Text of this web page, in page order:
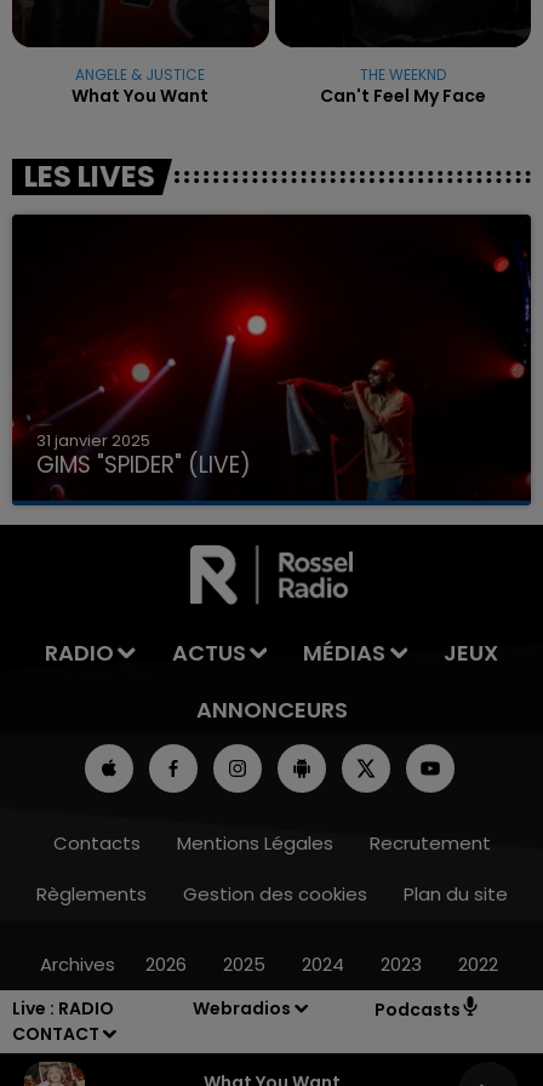
Live : RADIO
CONTACT
Webradios Podcasts
ANGELE & JUSTICE
What You Want
THE WEEKND
Can't Feel My Face
LES LIVES
31 janvier 2025
GIMS "SPIDER" (LIVE)
RADIO ACTUS MÉDIAS
JEUX
ANNONCEURS
Contacts Mentions Légales
Recrutement
Règlements
Gestion des cookies Plan du site
Archives 2026 2025 2024 2023 2022